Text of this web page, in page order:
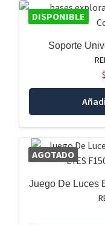
DISPONIBLE
Soporte
$
AGOTADO
Juego De Luces